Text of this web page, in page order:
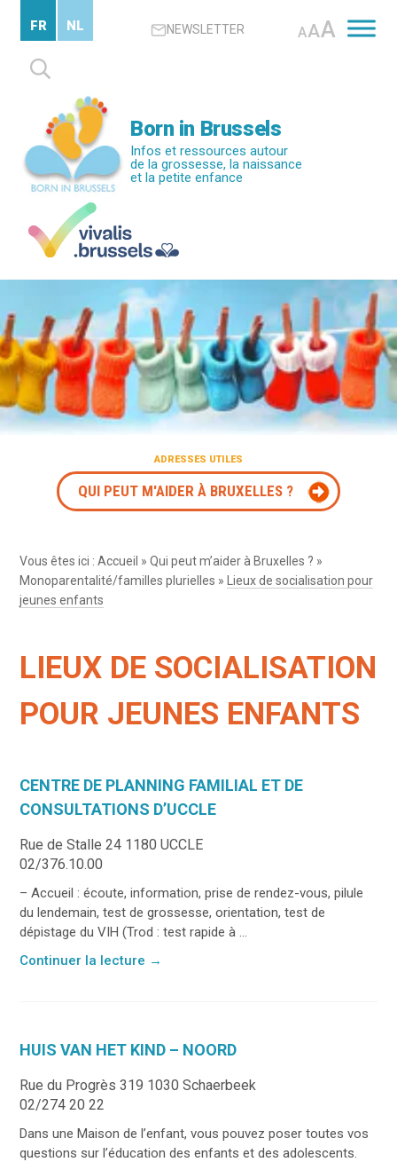
contenu
principal
NEWSLETTER AAA
Rechercher :
FR NL
Born in Brussels
Infos et ressources autour
de la grossesse, la naissance
et la petite enfance
ADRESSES UTILES
QUI PEUT M'AIDER À BRUXELLES ?
Vous êtes ici :Accueil »Qui peut m’aider à Bruxelles ? »
Monoparentalité/familles plurielles »
Lieux de socialisation pour
jeunes enfants
LIEUX DE SOCIALISATION
POUR JEUNES ENFANTS
CENTRE DE PLANNING FAMILIAL ET DE
CONSULTATIONS D’UCCLE
Rue de Stalle 24 1180 UCCLE
02/376.10.00
– Accueil : écoute, information, prise de rendez-vous, pilule
du lendemain, test de grossesse, orientation, test de
dépistage du VIH (Trod : test rapide à ...
Continuer la lecture →
HUIS VAN HET KIND – NOORD
Rue du Progrès 319 1030 Schaerbeek
02/274 20 22
Dans une Maison de l’enfant, vous pouvez poser toutes vos
questions sur l’éducation des enfants et des adolescents.